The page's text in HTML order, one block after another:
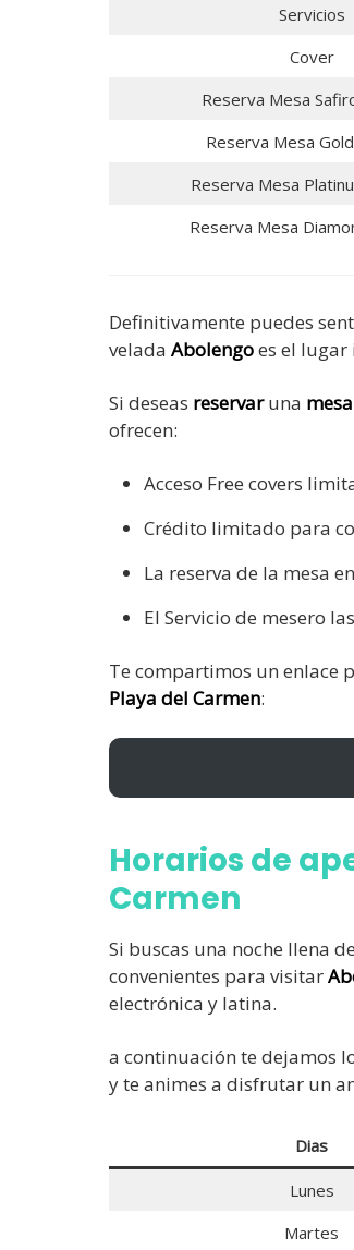
Servicios
Cover
Reserva Mesa
Reserva Mesa
Reserva Mesa
Reserva Mesa
Definitivamente puedes
velada Abolengoes el lugar
Si deseas reservaruna mesa
ofrecen:
Acceso Free covers
Crédito limitado para
La reserva de la mesa
El Servicio de mesero
Te compartimos un enlace
Playa del Carmen:
Horarios de
Carmen
Si buscas una noche llena
convenientes para visitar
electrónica y latina.
a continuación te dejamos
y te animes a disfrutar un
Dias
Lunes
Martes